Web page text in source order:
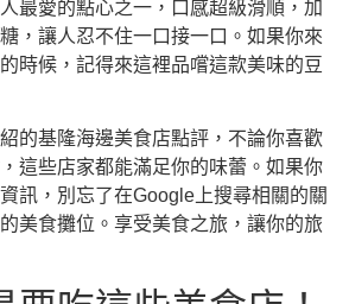
最愛的點心之一，口感超級滑順，加
，讓人忍不住一口接一口。如果你來
時候，記得來這裡品嚐這款美味的豆
的基隆海邊美食店點評，不論你喜歡
這些店家都能滿足你的味蕾。如果你
訊，別忘了在Google上搜尋相關的關
美食攤位。享受美食之旅，讓你的旅